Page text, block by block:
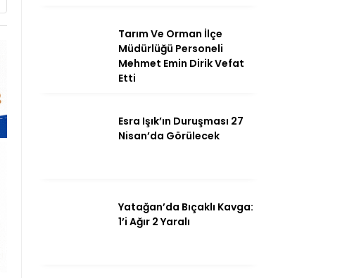
Tarım Ve Orman İlçe
Müdürlüğü Personeli
Mehmet Emin Dirik Vefat
Etti
Esra Işık’ın Duruşması 27
Nisan’da Görülecek
Yatağan’da Bıçaklı Kavga:
1’i Ağır 2 Yaralı